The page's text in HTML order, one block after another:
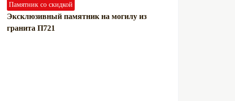
Памятник со скидкой
Эксклюзивный памятник на могилу из
гранита П721